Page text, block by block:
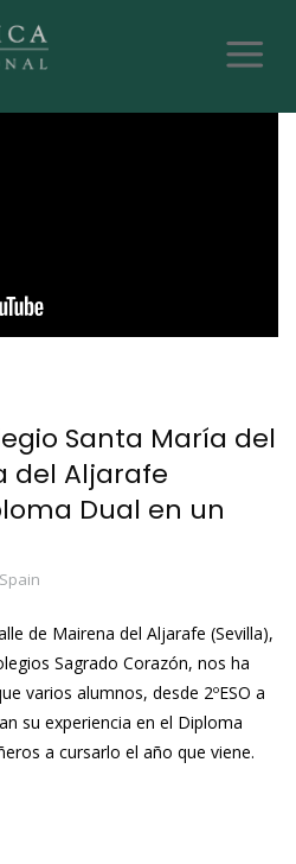
Santa María del
del Aljarafe
Dual en un
de Mairena del Aljarafe (Sevilla),
Sagrado Corazón, nos ha
varios alumnos, desde 2ºESO a
su experiencia en el Diploma
a cursarlo el año que viene.